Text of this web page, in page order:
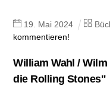
19 Mai 2024
kommentieren!
William Wahl /
die Rolling Stones"